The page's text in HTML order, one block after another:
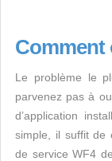
Comment
Le problème le
parvenez pas à
d’application
simple, il suffit de
de service WF4